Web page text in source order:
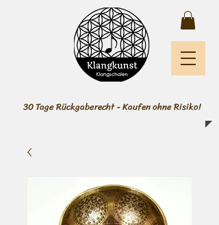
30 Tage Rückgaberecht - Kaufen ohne Risiko!